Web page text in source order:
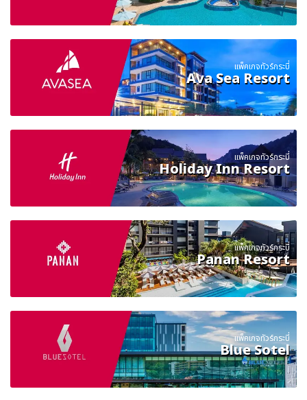
แพ็คเกจทัวร์กระบี่
Ava Sea Resort
แพ็คเกจทัวร์กระบี่
Holiday Inn Resort
แพ็คเกจทัวร์กระบี่
Panan Resort
แพ็คเกจทัวร์กระบี่
Blue Sotel